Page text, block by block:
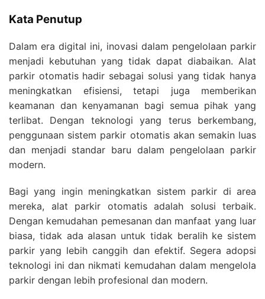
Kata Penutup
Dalam era digital ini, inovasi dalam pengelolaan parkir
menjadi kebutuhan yang tidak dapat diabaikan. Alat
parkir otomatis hadir sebagai solusi yang tidak hanya
meningkatkan efisiensi, tetapi juga memberikan
keamanan dan kenyamanan bagi semua pihak yang
terlibat. Dengan teknologi yang terus berkembang,
penggunaan sistem parkir otomatis akan semakin luas
dan menjadi standar baru dalam pengelolaan parkir
modern.
Bagi yang ingin meningkatkan sistem parkir di area
mereka, alat parkir otomatis adalah solusi terbaik.
Dengan kemudahan pemesanan dan manfaat yang luar
biasa, tidak ada alasan untuk tidak beralih ke sistem
parkir yang lebih canggih dan efektif. Segera adopsi
teknologi ini dan nikmati kemudahan dalam mengelola
parkir dengan lebih profesional dan modern.